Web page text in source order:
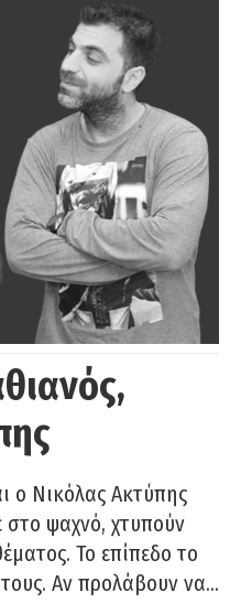
ο Νικόλας Ακτύπης
ψαχνό, χτυπούν
Το επίπεδο το
Αν προλάβουν να…